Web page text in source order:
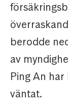
berodde
av
Ping An
väntat.